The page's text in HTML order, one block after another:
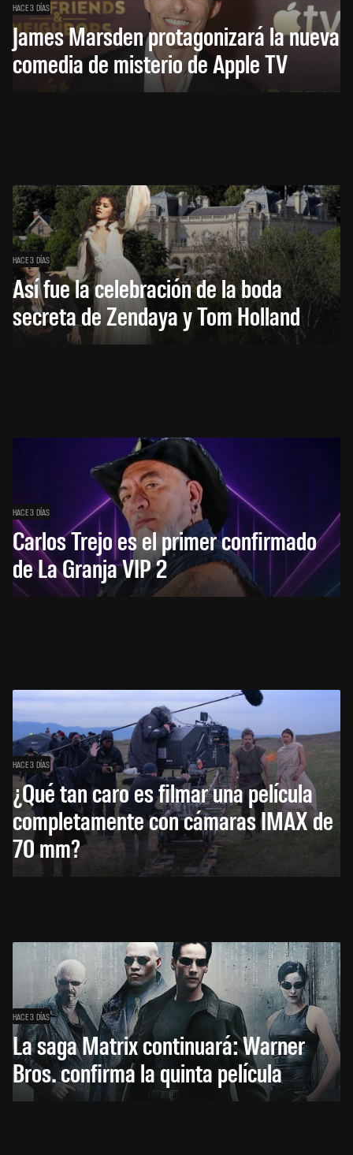
HACE 3 DÍAS
James Marsden protagonizará la nueva
comedia de misterio de Apple TV
HACE 3 DÍAS
Así fue la celebración de la boda
secreta de Zendaya y Tom Holland
HACE 3 DÍAS
Carlos Trejo es el primer confirmado
de La Granja VIP 2
HACE 3 DÍAS
¿Qué tan caro es filmar una película
completamente con cámaras IMAX de
70 mm?
HACE 3 DÍAS
La saga Matrix continuará: Warner
Bros. confirma la quinta película